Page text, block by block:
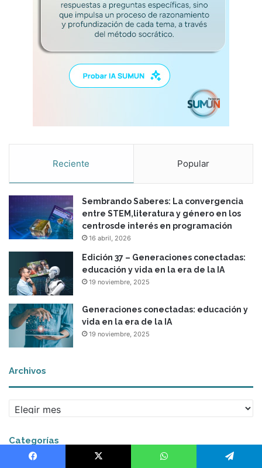
Reciente Popular
Sembrando Saberes: La convergencia
entre STEM,literatura y género en los
centrosde interés en programación
16 abril, 2026
Edición 37 – Generaciones conectadas:
educación y vida en la era de la IA
19 noviembre, 2025
Generaciones conectadas: educación y
vida en la era de la IA
19 noviembre, 2025
Archivos
r
h
Categorías